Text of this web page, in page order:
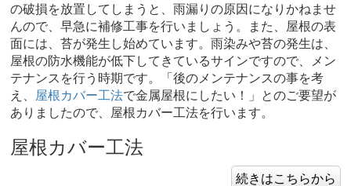
の破損を放置してしまうと、雨漏りの原因になりかねませ
んので、早急に補修工事を行いましょう。また、屋根の表
面には、苔が発生し始めています。雨染みや苔の発生は、
屋根の防水機能が低下してきているサインですので、メン
テナンスを行う時期です。「後のメンテナンスの事を考
え、
屋根カバー工法で金属屋根にしたい！」とのご要望が
ありましたので、屋根カバー工法を行います。
屋根カバー工法
続きはこちらから